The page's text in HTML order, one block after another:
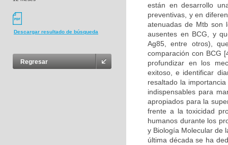
Descargar resultado de búsqueda
Regresar
están en desarrollo
preventivas, y en
atenuadas de Mtb son
ausentes en BCG, y
Ag85, entre otros),
comparación con BCG
profundizar en los
exitoso, e identificar
resaltado la
indispensables para
apropiados para la
frente a la toxicidad
humanos durante los
y Biología Molecular de
última década se ha